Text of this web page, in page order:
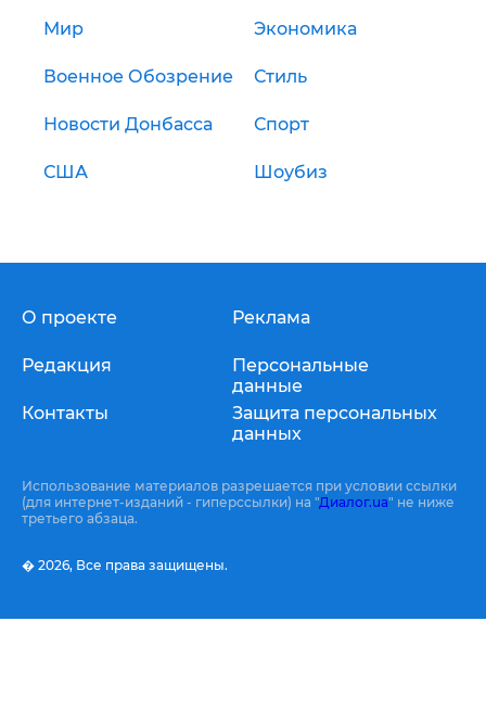
Мир Экономика
Военное Обозрение Стиль
Новости Донбасса Спорт
США Шоубиз
О проекте
Редакция
Контакты
Реклама
Персональные
данные
Защита персональных
данных
Использование материалов разрешается при условии ссылки
(для интернет-изданий - гиперссылки) на "Диалог.ua" не ниже
третьего абзаца.
� 2026, Все права защищены.